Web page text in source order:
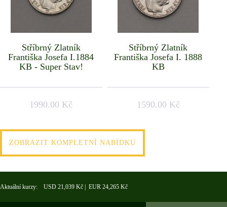
Stříbrný Zlatník
Františka Josefa I.1884
KB - Super Stav!
1990.00 Kč
Stříbrný Zlatník
Františka Josefa I. 1888
KB
1590.00 Kč
ZOBRAZIT KOMPLETNÍ NABÍDKU
Aktuální kurzy: USD 21,039 Kč | EUR 24,265 Kč